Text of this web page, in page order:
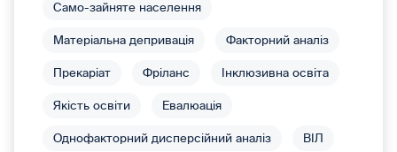
Само-зайняте населення
Матеріальна депривація Факторний аналіз
Прекаріат Фріланс Інклюзивна освіта
Якість освіти Евалюація
Однофакторний дисперсійний аналіз ВІЛ